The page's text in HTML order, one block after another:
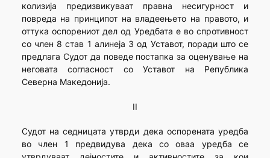
колизија предизвикуваат правна несигурност и
повреда на принципот на владеењето на правото, и
оттука оспорениот дел од Уредбата е во спротивност
со член 8 став 1 алинеја 3 од Уставот, поради што се
предлага Судот да поведе постапка за оценување на
неговата согласност со Уставот на Република
Северна Македонија.
II
Судот на седницата утврди дека оспорената уредба
во член 1 предвидува дека со оваа уредба се